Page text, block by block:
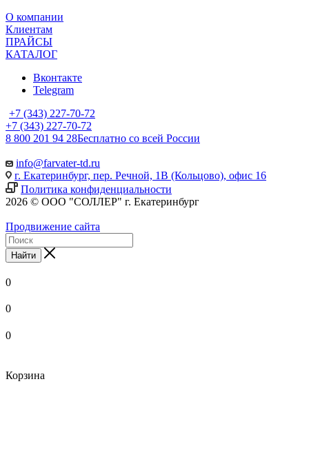
О компании
Клиентам
ПРАЙСЫ
КАТАЛОГ
Вконтакте
Telegram
+7 (343) 227-70-72
+7 (343) 227-70-72
8 800 201 94 28Бесплатно со всей России
info@farvater-td.ru
г. Екатеринбург, пер. Речной, 1В (Кольцово), офис 16
Политика конфиденциальности
2026 © ООО "СОЛЛЕР" г. Екатеринбург
Продвижение сайта
Найти
0
0
0
Корзина